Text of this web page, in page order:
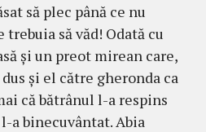
să plec până ce nu
trebuia să văd! Odată cu
şi un preot mirean care,
şi el către ghe­ronda ca
că bătrâ­nul l-a res­pins
a binecuvântat. Abia